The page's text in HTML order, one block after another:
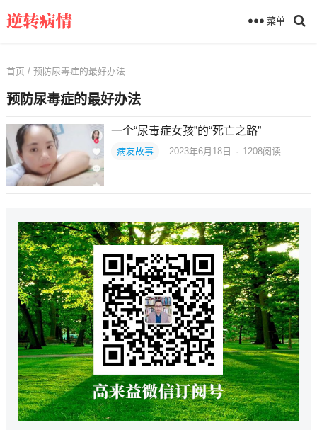
菜单
首页 / 预防尿毒症的最好办法
预防尿毒症的最好办法
一个“尿毒症女孩”的“死亡之路”
病友故事 2023年6月18日 · 1208阅读